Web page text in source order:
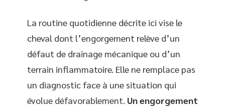
La routine quotidienne décrite ici vise le
cheval dont l’engorgement relève d’un
défaut de drainage mécanique ou d’un
terrain inflammatoire. Elle ne remplace pas
un diagnostic face à une situation qui
évolue défavorablement. Un engorgement